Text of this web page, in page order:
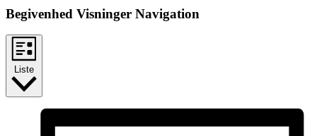
Begivenhed Visninger Navigation
Liste